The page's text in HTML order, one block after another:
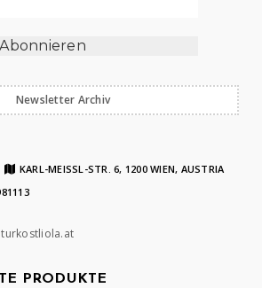
Newsletter Archiv
KARL-MEISSL-STR. 6, 1200 WIEN, AUSTRIA
PRODUKTE